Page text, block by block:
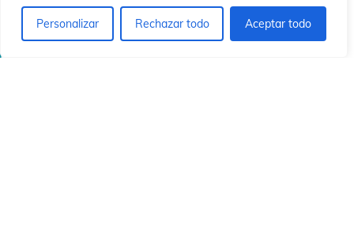
Personalizar Rechazar todo Aceptar todo